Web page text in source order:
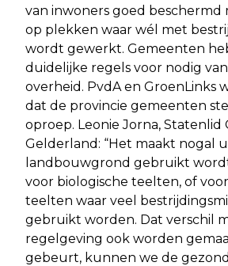
van inwoners goed
op plekken waar wél met
wordt gewerkt. Gemeenten
duidelijke regels voor nodig
overheid. PvdA en GroenLinks
dat de provincie gemeenten
oproep. Leonie Jorna, Statenlid
Gelderland: “Het maakt nogal
landbouwgrond gebruikt
voor biologische teelten, of
teelten waar veel
gebruikt worden. Dat verschil
regelgeving ook worden
gebeurt, kunnen we de